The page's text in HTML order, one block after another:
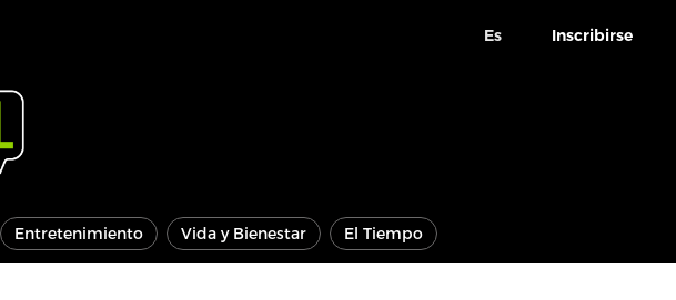
Es Inscribirse
Entretenimiento Vida y Bienestar El Tiempo